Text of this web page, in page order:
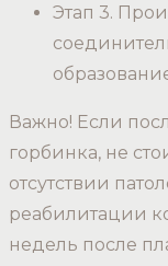
Этап 3.
Важно! Если
горбинка, не
отсутствии
реабилитации
недель после